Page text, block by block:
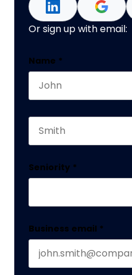
Or sign up with email:
Company
Name *
Seniority *
Business email *